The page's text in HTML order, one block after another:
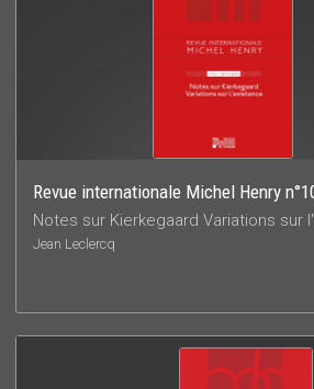
Revue internationale Michel Henry
Notes sur Kierkegaard Variations sur
Jean Leclercq